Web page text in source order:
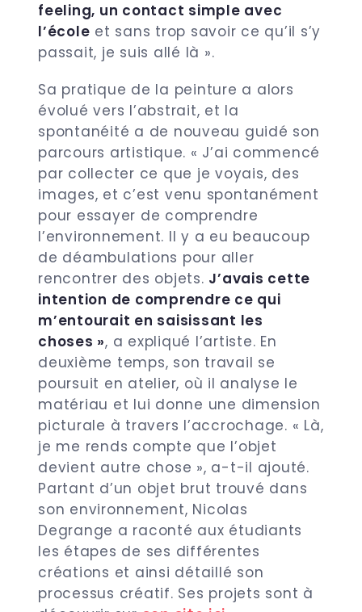
feeling, un contact simple avec
l’école et sans trop savoir ce qu’il s’y
passait, je suis allé là ».
Sa pratique de la peinture a alors
évolué vers l’abstrait, et la
spontanéité a de nouveau guidé son
parcours artistique. « J’ai commencé
par collecter ce que je voyais, des
images, et c’est venu spontanément
pour essayer de comprendre
l’environnement. Il y a eu beaucoup
de déambulations pour aller
rencontrer des objets. J’avais cette
intention de comprendre ce qui
m’entourait en saisissant les
choses », a expliqué l’artiste. En
deuxième temps, son travail se
poursuit en atelier, où il analyse le
matériau et lui donne une dimension
picturale à travers l’accrochage. « Là,
je me rends compte que l’objet
devient autre chose », a-t-il ajouté.
Partant d’un objet brut trouvé dans
son environnement, Nicolas
Degrange a raconté aux étudiants
les étapes de ses différentes
créations et ainsi détaillé son
processus créatif. Ses projets sont à